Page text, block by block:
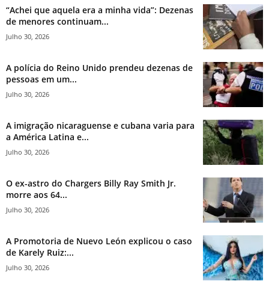
“Achei que aquela era a minha vida”: Dezenas
de menores continuam...
Julho 30, 2026
A polícia do Reino Unido prendeu dezenas de
pessoas em um...
Julho 30, 2026
A imigração nicaraguense e cubana varia para
a América Latina e...
Julho 30, 2026
O ex-astro do Chargers Billy Ray Smith Jr.
morre aos 64...
Julho 30, 2026
A Promotoria de Nuevo León explicou o caso
de Karely Ruiz:...
Julho 30, 2026